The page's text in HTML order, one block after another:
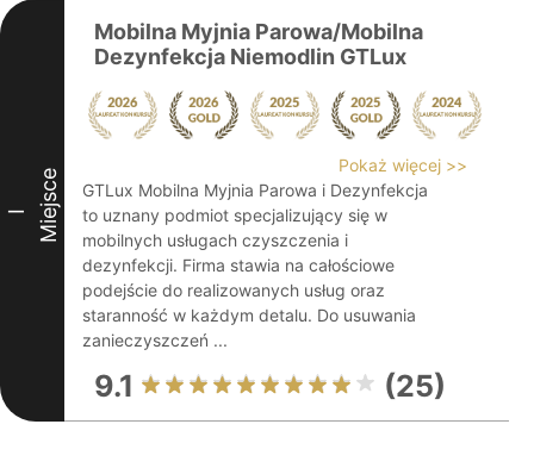
I Miejsce
Mobilna Myjnia Parowa/Mobilna
Dezynfekcja Niemodlin GTLux
Pokaż więcej >>
GTLux Mobilna Myjnia Parowa i Dezynfekcja
to uznany podmiot specjalizujący się w
mobilnych usługach czyszczenia i
dezynfekcji. Firma stawia na całościowe
podejście do realizowanych usług oraz
staranność w każdym detalu. Do usuwania
zanieczyszczeń ...
9.1 (25)